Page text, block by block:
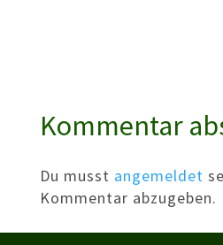
Kommentar
Du musst angemeldet
Kommentar abzugeben.